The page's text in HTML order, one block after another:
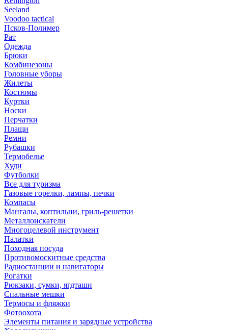
Seeland
Voodoo tactical
Псков-Полимер
Рат
Одежда
Брюки
Комбинезоны
Головные уборы
Жилеты
Костюмы
Куртки
Носки
Перчатки
Плащи
Ремни
Рубашки
Термобелье
Худи
Футболки
Все для туризма
Газовые горелки, лампы, печки
Компасы
Мангалы, коптильни, гриль-решетки
Металлоискатели
Многоцелевой инструмент
Палатки
Походная посуда
Противомоскитные средства
Радиостанции и навигаторы
Рогатки
Рюкзаки, сумки, ягдташи
Спальные мешки
Термосы и фляжки
Фотоохота
Элементы питания и зарядные устройства